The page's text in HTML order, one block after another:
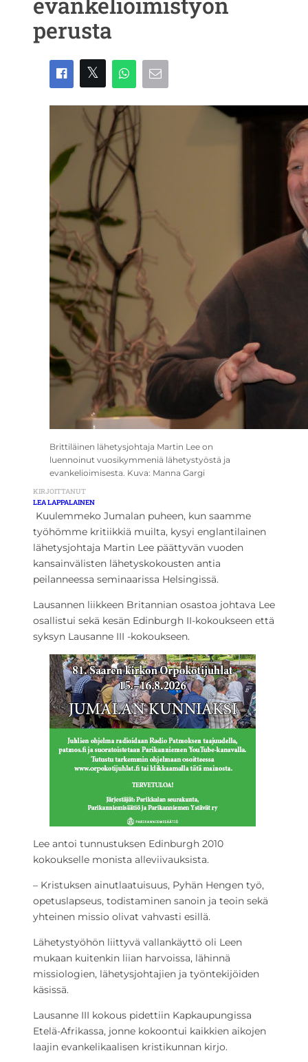
perusta
Brittiläinen lähetysjohtaja Martin Lee on
luennoinut vuosikymmeniä lähetystyöstä ja
evankelioimisesta. Kuva: Manna Gargi
KIRJOITTANUT
LEA LAPPALAINEN
 Kuulemmeko Jumalan puheen, kun saamme
työhömme kritiikkiä muilta, kysyi englantilainen
lähetysjohtaja Martin Lee päättyvän vuoden
kansainvälisten lähetyskokousten antia
peilanneessa seminaarissa Helsingissä.
Lausannen liikkeen Britannian osastoa johtava Lee
osallistui sekä kesän Edinburgh II-kokoukseen että
syksyn Lausanne III -kokoukseen.
Lee antoi tunnustuksen Edinburgh 2010
kokoukselle monista alleviivauksista.
– Kristuksen ainutlaatuisuus, Pyhän Hengen työ,
opetuslapseus, todistaminen sanoin ja teoin sekä
yhteinen missio olivat vahvasti esillä.
Lähetystyöhön liittyvä vallankäyttö oli Leen
mukaan kuitenkin liian harvoissa, lähinnä
missiologien, lähetysjohtajien ja työntekijöiden
käsissä.
Lausanne III kokous pidettiin Kapkaupungissa
Etelä-Afrikassa, jonne kokoontui kaikkien aikojen
laajin evankelikaalisen kristikunnan kirjo.